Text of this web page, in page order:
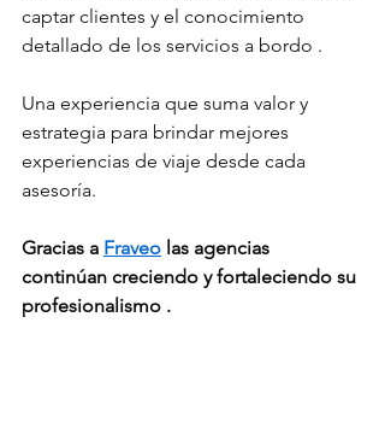
captar clientes y el conocimiento
detallado de los servicios a bordo .
Una experiencia que suma valor y
estrategia para brindar mejores
experiencias de viaje desde cada
asesoría.
Gracias a Fraveo las agencias
continúan creciendo y fortaleciendo su
profesionalismo .